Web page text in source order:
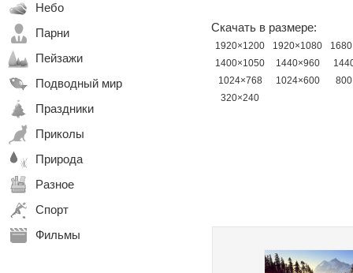
Небо
Парни
Пейзажи
Подводный мир
Праздники
Приколы
Природа
Разное
Спорт
Фильмы
Скачать в размере:
1920×1200 1920×1080
1400×1050
1440×960
1024×768
1024×600
320×240